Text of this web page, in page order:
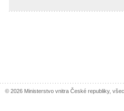
© 2026 Ministerstvo vnitra České republiky,